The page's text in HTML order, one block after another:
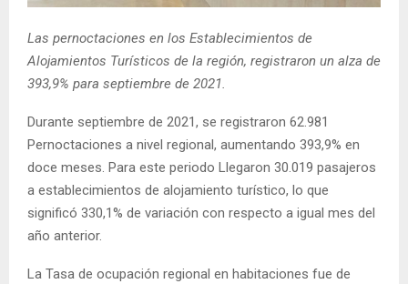
N
U
Las pernoctaciones en los Establecimientos de
Alojamientos Turísticos de la región, registraron un alza de
393,9% para septiembre de 2021.
Durante septiembre de 2021, se registraron 62.981
Pernoctaciones a nivel regional, aumentando 393,9% en
doce meses. Para este periodo Llegaron 30.019 pasajeros
a establecimientos de alojamiento turístico, lo que
significó 330,1% de variación con respecto a igual mes del
año anterior.
La Tasa de ocupación regional en habitaciones fue de